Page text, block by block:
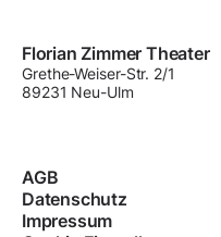
Florian Zimmer Theater
Grethe-Weiser-Str. 2/1
89231 Neu-Ulm
AGB
Datenschutz
Impressum